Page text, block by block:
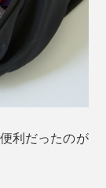
利だったのが